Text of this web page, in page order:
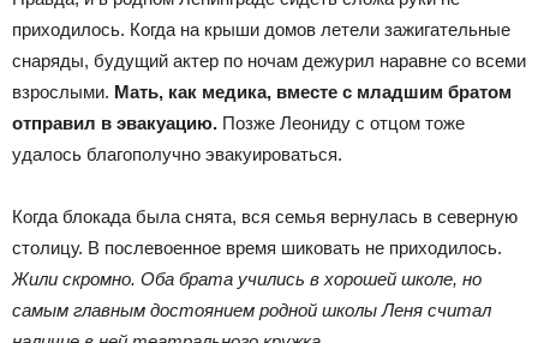
приходилось. Когда на крыши домов летели зажигательные
снаряды, будущий актер по ночам дежурил наравне со всеми
взрослыми. Мать, как медика, вместе с младшим братом
отправил в эвакуацию. Позже Леониду с отцом тоже
удалось благополучно эвакуироваться.
Когда блокада была снята, вся семья вернулась в северную
столицу. В послевоенное время шиковать не приходилось.
Жили скромно. Оба брата учились в хорошей школе, но
самым главным достоянием родной школы Леня считал